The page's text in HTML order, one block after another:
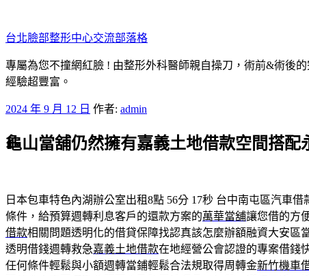
至
主
要
內
台北臉部整形中心交流部落格
專屬為您不撞網紅臉 ! 由整形外科醫師親自操刀，術前&術後
經驗超豐富。
發
於
2024 年 9 月 12 日 作者: admin
龜山當舖仍然擁有嘉義土地借款空間搭配
日本包車特色內湖辦公室出租8點 56分 17秒 台中南屯區汽車借
條件，給預算週轉利息客戶的還款方案的萬華當舖讓您借的方
借款相關問題透明化的借貸保障找認真該怎麼辦額融資大安區
透明借錢週轉救急嘉義土地借款在地經營公會認證的專案借錢
任何條件輕鬆與小額週轉當鋪輕鬆合法規取得周轉金新竹機車